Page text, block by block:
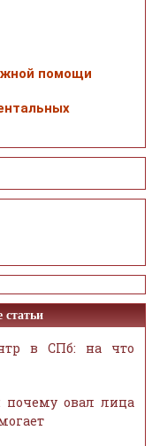
помощи
статьи
в СПб: на что
почему овал лица